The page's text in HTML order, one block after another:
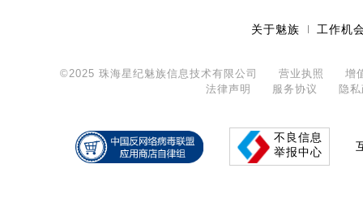
关于魅族 工作机
©2025 珠海星纪魅族信息技术有限公司 营业执照
增
法律声明
服务协议 隐
不良信息
举报中心